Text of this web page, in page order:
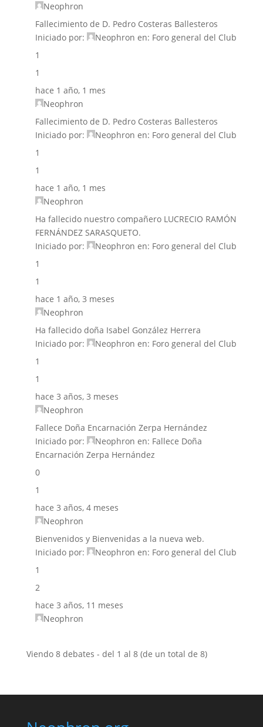
Neophron
Fallecimiento de D. Pedro Costeras Ballesteros
Iniciado por:
Neophron en: Foro general del Club
1
1
hace 1 año, 1 mes
Neophron
Fallecimiento de D. Pedro Costeras Ballesteros
Iniciado por:
Neophron en: Foro general del Club
1
1
hace 1 año, 1 mes
Neophron
Ha fallecido nuestro compañero LUCRECIO RAMÓN
FERNÁNDEZ SARASQUETO.
Iniciado por:
Neophron en: Foro general del Club
1
1
hace 1 año, 3 meses
Neophron
Ha fallecido doña Isabel González Herrera
Iniciado por:
Neophron en: Foro general del Club
1
1
hace 3 años, 3 meses
Neophron
Fallece Doña Encarnación Zerpa Hernández
Iniciado por:
Neophron en: Fallece Doña
Encarnación Zerpa Hernández
0
1
hace 3 años, 4 meses
Neophron
Bienvenidos y Bienvenidas a la nueva web.
Iniciado por:
Neophron en: Foro general del Club
1
2
hace 3 años, 11 meses
Neophron
Viendo 8 debates - del 1 al 8 (de un total de 8)